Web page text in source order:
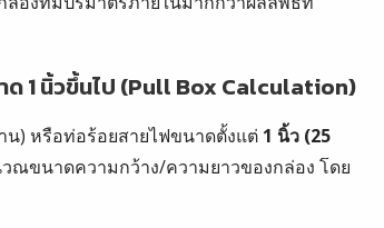
1 นิ้วขึ้นไป (Pull Box Calculation)
น) หรือท่อร้อยสายไฟขนาดตั้งแต่ 1 นิ้ว (25
ณขนาดความกว้าง/ความยาวของกล่อง โดย